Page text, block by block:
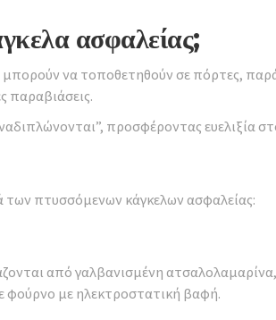
ασφαλείας;
να τοποθετηθούν σε πόρτες,
παραβιάσεις.
προσφέροντας ευελιξία
των πτυσσόμενων κάγκελων ασφαλείας:
από γαλβανισμένη
φούρνο με ηλεκτροστατική βαφή.